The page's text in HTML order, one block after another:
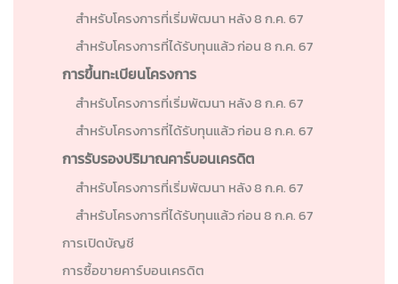
สำหรับโครงการที่เริ่มพัฒนา หลัง 8 ก.ค. 67
สำหรับโครงการที่ได้รับทุนแล้ว ก่อน 8 ก.ค. 67
การขึ้นทะเบียนโครงการ
สำหรับโครงการที่เริ่มพัฒนา หลัง 8 ก.ค. 67
สำหรับโครงการที่ได้รับทุนแล้ว ก่อน 8 ก.ค. 67
การรับรองปริมาณคาร์บอนเครดิต
สำหรับโครงการที่เริ่มพัฒนา หลัง 8 ก.ค. 67
สำหรับโครงการที่ได้รับทุนแล้ว ก่อน 8 ก.ค. 67
การเปิดบัญชี
การซื้อขายคาร์บอนเครดิต